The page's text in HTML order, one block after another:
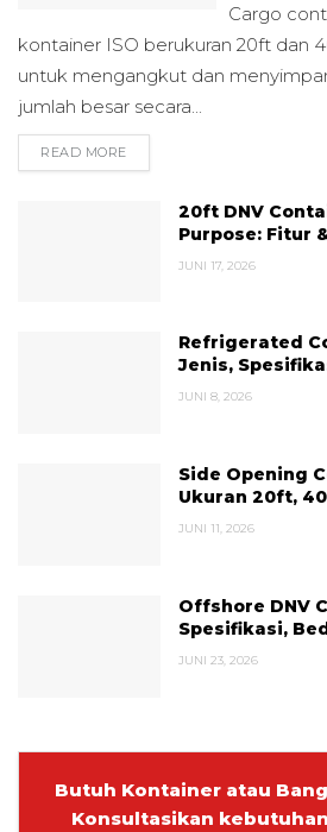
Cargo
kontainer ISO berukuran 20ft dan
untuk mengangkut dan
jumlah besar secara...
READ MORE
20ft DNV
Purpose: Fitur
JUNI 17, 2026
Refrigerated
Jenis,
JUNI 8, 2026
Side Opening
Ukuran 20ft,
JUNI 11, 2026
Offshore DNV
Spesifikasi,
JUNI 23, 2026
Butuh Kontainer atau
Konsultasikan